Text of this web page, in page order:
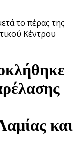
το πέρας της
Κέντρου
και